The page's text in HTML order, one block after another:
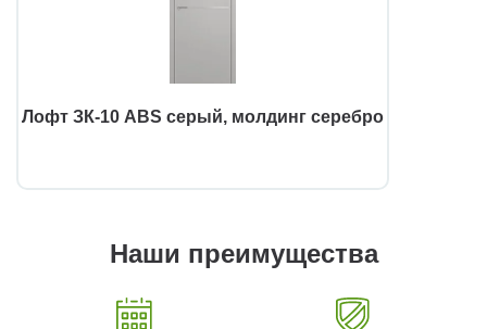
Лофт ЗК-10 ABS серый, молдинг серебро
Наши преимущества